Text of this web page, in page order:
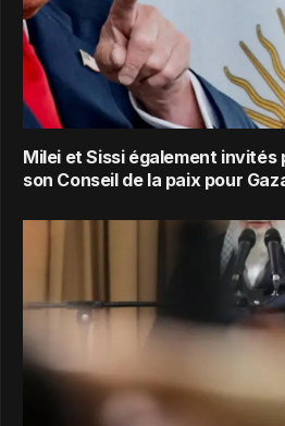
Milei et Sissi également invités
son Conseil de la paix pour